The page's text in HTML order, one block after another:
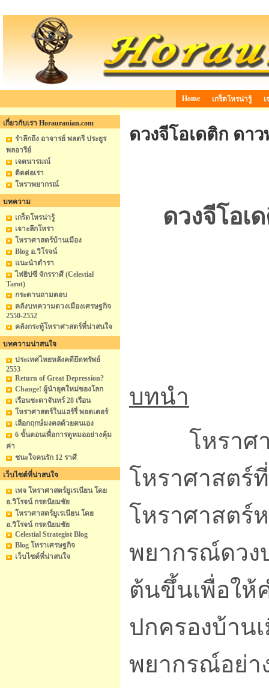
Home เกร็ดโหรน่ารู้
เกี่ยวกับเรา Horauranian.com
รำลึกถึง อาจารย์ พลตรี ประยูร
พลอารีย์
เจตนารมณ์
ติดต่อเรา
โหราพยากรณ์
บทความ
เกร็ดโหรน่ารู้
เจาะลึกโหรา
โหราศาสตร์บ้านเมือง
Blog อ.วิโรจน์
แนะนำตำรา
ไพ่ยิปซี จักรราศี (Celestial
Tarot)
กระดานถามตอบ
คลังบทความดวงเมืองเศรษฐกิจ
2550-2552
คลังกระทู้โหราศาสตร์ที่น่าสนใจ
บทความน่าสนใจ
ประเทศไทยหลังคดียึดทรัพย์
2553
Return of Great Depression?
Change! ผู้นำยุคใหม่ของโลก
เรือนชะตาจันทร์ 28 เรือน
โหราศาสตร์ในแฮร์รี่ พอตเตอร์
เลือกฤกษ์มงคลด้วยตนเอง
6 ขั้นตอนเพื่อการดูหมออย่างคุ้ม
ค่า
ชนะใจคนรัก 12 ราศี
เว็บไซต์ที่น่าสนใจ
เพจ โหราศาสตร์ยูเรเนียน โดย
อ.วิโรจน์ กรดนิยมชัย
โหราศาสตร์ยูเรเนียน โดย
อ.วิโรจน์ กรดนิยมชัย
Celestial Strategist Blog
Blog โหราเศรษฐกิจ
เว็บไซต์ที่น่าสนใจ
ดวงจีโอเดติก ดา
ดวงจีโอเ
บทนำ
โหราศาสต
โหราศาสตร์
โหราศาสตร์
พยากรณ์ดวง
ต้นขึ้นเพื่อให้
ปกครองบ้าน
พยากรณ์อย่า